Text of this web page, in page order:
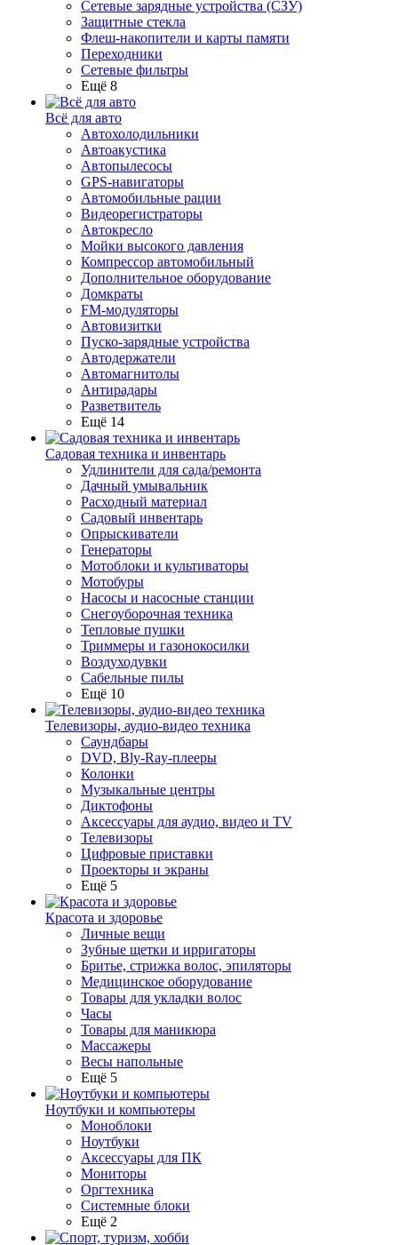
Сетевые зарядные устройства (СЗУ)
Защитные стекла
Флеш-накопители и карты памяти
Переходники
Сетевые фильтры
Ещё 8
Всё для авто
Автохолодильники
Автоакустика
Автопылесосы
GPS-навигаторы
Автомобильные рации
Видеорегистраторы
Автокресло
Мойки высокого давления
Компрессор автомобильный
Дополнительное оборудование
Домкраты
FM-модуляторы
Автовизитки
Пуско-зарядные устройства
Автодержатели
Автомагнитолы
Антирадары
Разветвитель
Ещё 14
Садовая техника и инвентарь
Удлинители для сада/ремонта
Дачный умывальник
Расходный материал
Садовый инвентарь
Опрыскиватели
Генераторы
Мотоблоки и культиваторы
Мотобуры
Насосы и насосные станции
Снегоуборочная техника
Тепловые пушки
Триммеры и газонокосилки
Воздуходувки
Сабельные пилы
Ещё 10
Телевизоры, аудио-видео техника
Саундбары
DVD, Bly-Ray-плееры
Колонки
Музыкальные центры
Диктофоны
Аксессуары для аудио, видео и TV
Телевизоры
Цифровые приставки
Проекторы и экраны
Ещё 5
Красота и здоровье
Личные вещи
Зубные щетки и ирригаторы
Бритье, стрижка волос, эпиляторы
Медицинское оборудование
Товары для укладки волос
Часы
Товары для маникюра
Массажеры
Весы напольные
Ещё 5
Ноутбуки и компьютеры
Моноблоки
Ноутбуки
Аксессуары для ПК
Мониторы
Оргтехника
Системные блоки
Ещё 2